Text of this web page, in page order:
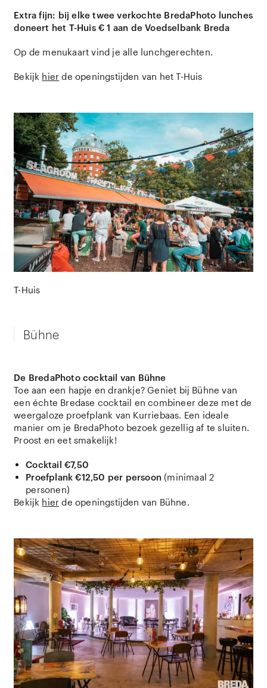
Extra fijn: bij elke twee verkochte BredaPhoto lunches
doneert het T-Huis € 1 aan de Voedselbank Breda
Op de menukaart vind je alle lunchgerechten.
Bekijk hier de openingstijden van het T-Huis
T-Huis
Bühne
De BredaPhoto cocktail van Bühne
Toe aan een hapje en drankje? Geniet bij Bühne van
een échte Bredase cocktail en combineer deze met de
weergaloze proefplank van Kurriebaas. Een ideale
manier om je BredaPhoto bezoek gezellig af te sluiten.
Proost en eet smakelijk!
Cocktail €7,50
Proefplank €12,50 per persoon(minimaal 2
personen)
Bekijk hier de openingstijden van Bühne.